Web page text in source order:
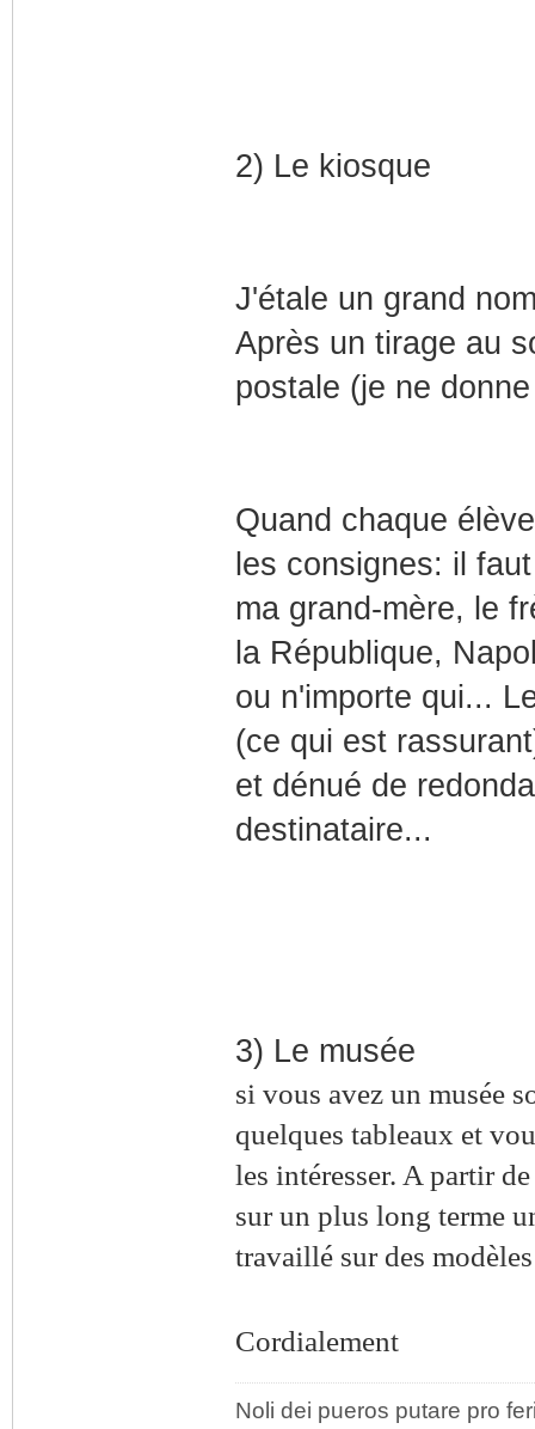
2) Le kiosque
J'étale un grand
Après un tirage au
postale (je ne
Quand chaque
les consignes: il
ma grand-mère, le
la République,
ou n'importe qui...
(ce qui est
et dénué de
destinataire...
3) Le musée
si vous avez un musée
quelques tableaux et
les intéresser. A partir
sur un plus long terme
travaillé sur des
Cordialement
Noli dei pueros putare pro